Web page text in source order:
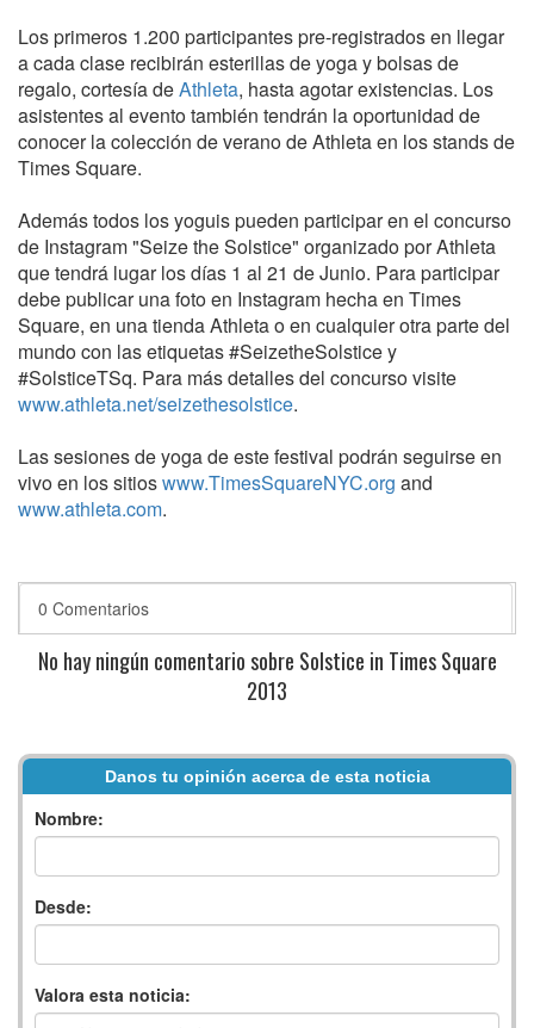
Los primeros 1.200 participantes pre-registrados en llegar
a cada clase recibirán esterillas de yoga y bolsas de
regalo, cortesía deAthleta, hasta agotar existencias. Los
asistentes al evento también tendrán la oportunidad de
conocer la colección de verano de Athleta en los stands de
Times Square.
Además todos los yoguis pueden participar en el concurso
de Instagram "Seize the Solstice" organizado por Athleta
que tendrá lugar los días 1 al 21 de Junio. Para participar
debe publicar una foto en Instagram hecha en Times
Square, en una tienda Athleta o en cualquier otra parte del
mundo con las etiquetas #SeizetheSolstice y
#SolsticeTSq. Para más detalles del concurso visite
www.athleta.net/seizethesolstice.
Las sesiones de yoga de este festival podrán seguirse en
vivo en los sitioswww.TimesSquareNYC.org and
www.athleta.com.
0 Comentarios
No hay ningún comentario sobre Solstice in Times Square
2013
Danos tu opinión acerca de esta noticia
Nombre:
Desde:
Valora esta noticia: